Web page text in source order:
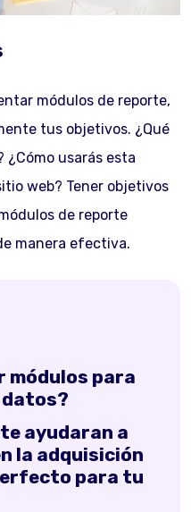
módulos de reporte,
tus objetivos. ¿Qué
usarás esta
web? Tener objetivos
de reporte
manera efectiva.
módulos para
ayudaran a
la adquisición
para tu